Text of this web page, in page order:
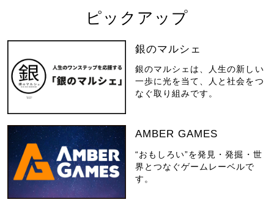
ピックアップ
銀のマルシェ
銀のマルシェは、人生の新しい
一歩に光を当て、人と社会をつ
なぐ取り組みです。
AMBER GAMES
“おもしろい”を発見・発掘・世
界とつなぐゲームレーベルで
す。